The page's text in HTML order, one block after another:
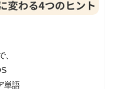
、
単語